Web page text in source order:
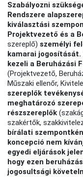
Szabályozni
Rendszere
kiválasztási
Projektvezető és a
szereplő)személyi
kamarai
kezeli a Beruházási
(Projektvezető,
Műszaki ellenőr,
szereplők
meghatározó
részszereplők
szakértők,
bírálati
koncepció nem
egyedi eljárások
hogy ezen
jogosultsági